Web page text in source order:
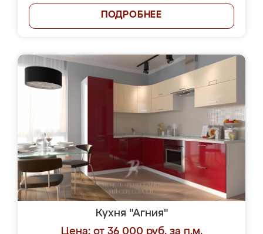
ПОДРОБНЕЕ
Кухня "Агния"
Цена: от 36 000 руб. за п.м.